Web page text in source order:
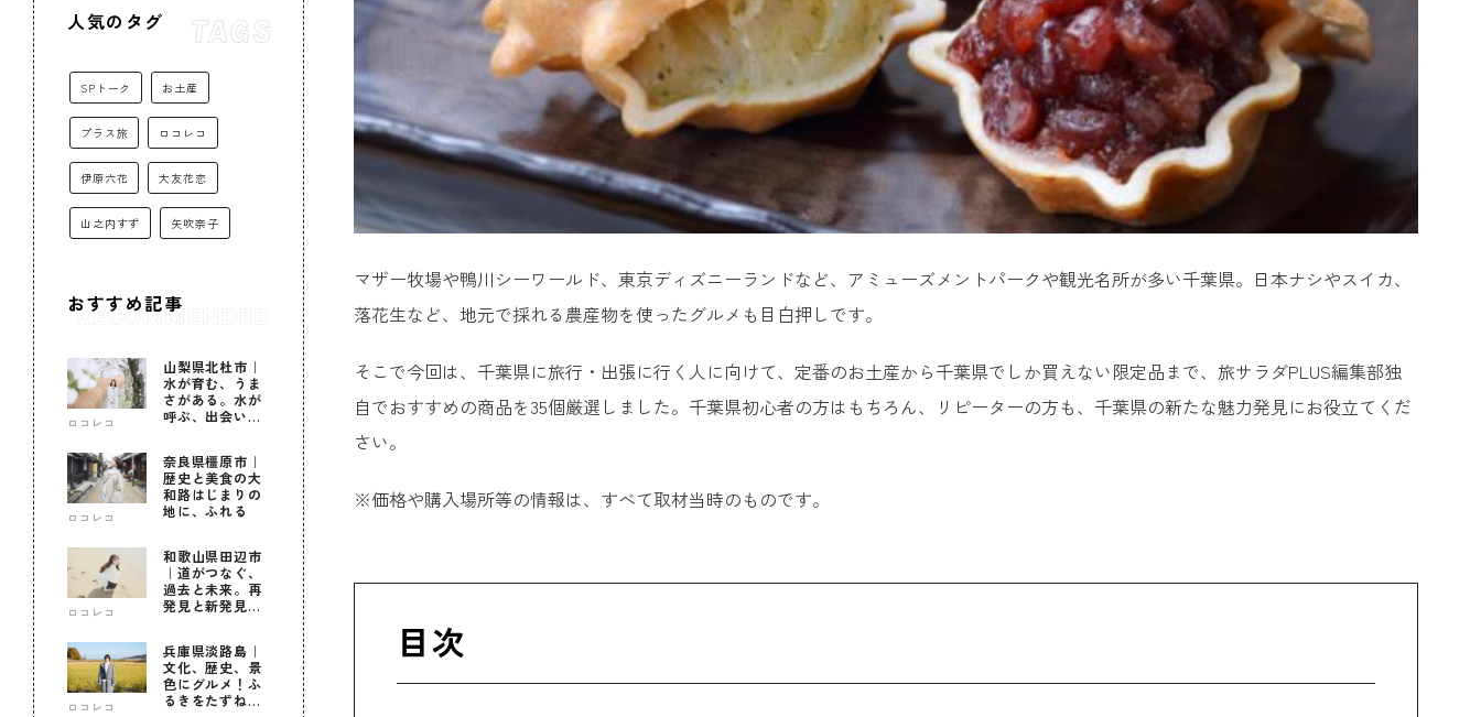
人気のタグ
SPトーク お土産
プラス旅 ロコレコ
伊原六花 大友花恋
山之内すず 矢吹奈子
おすすめ記事
ロコレコ
山梨県北杜市｜
水が育む、うま
さがある。水が
呼ぶ、出会いが
ロコレコ
奈良県橿原市｜
歴史と美食の大
和路はじまりの
地に、ふれる
ロコレコ
和歌山県田辺市
｜道がつなぐ、
過去と未来。再
発見と新発見の
ロコレコ
兵庫県淡路島｜
文化、歴史、景
色にグルメ！ふ
るきをたずねて
マザー牧場や鴨川シーワールド、東京ディズニーランドなど、アミューズメントパークや観光名所が多い千葉県。日本ナシやスイカ、
落花生など、地元で採れる農産物を使ったグルメも目白押しです。
そこで今回は、千葉県に旅行・出張に行く人に向けて、定番のお土産から千葉県でしか買えない限定品まで、旅サラダPLUS編集部独
自でおすすめの商品を35個厳選しました。千葉県初心者の方はもちろん、リピーターの方も、千葉県の新たな魅力発見にお役立てくだ
さい。
※価格や購入場所等の情報は、すべて取材当時のものです。
目次